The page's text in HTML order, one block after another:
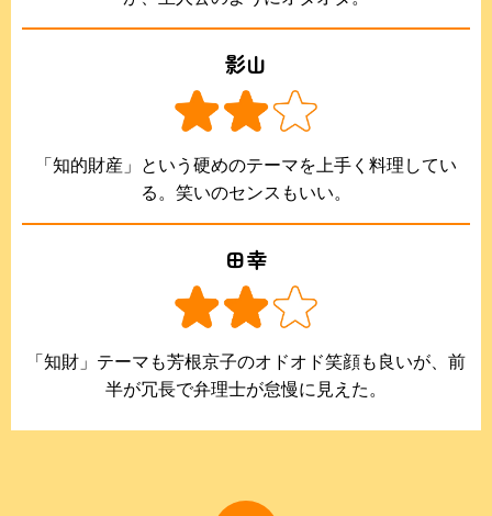
影山
「知的財産」という硬めのテーマを上手く料理してい
る。笑いのセンスもいい。
田幸
「知財」テーマも芳根京子のオドオド笑顔も良いが、前
半が冗長で弁理士が怠慢に見えた。